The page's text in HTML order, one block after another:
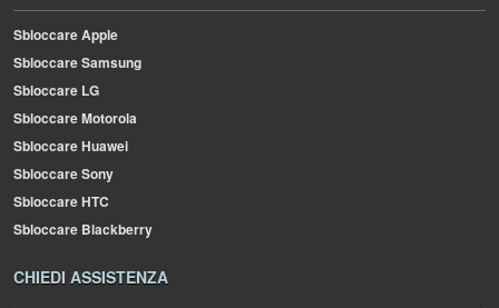
Sbloccare Apple
Sbloccare Samsung
Sbloccare LG
Sbloccare Motorola
Sbloccare Huawei
Sbloccare Sony
Sbloccare HTC
Sbloccare Blackberry
CHIEDI ASSISTENZA